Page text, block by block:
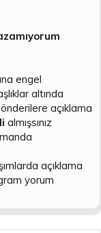
engel
altında
açıklama
almışsınız
açıklama
yorum